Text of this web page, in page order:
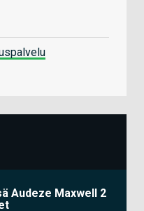
Audeze Maxwell 2